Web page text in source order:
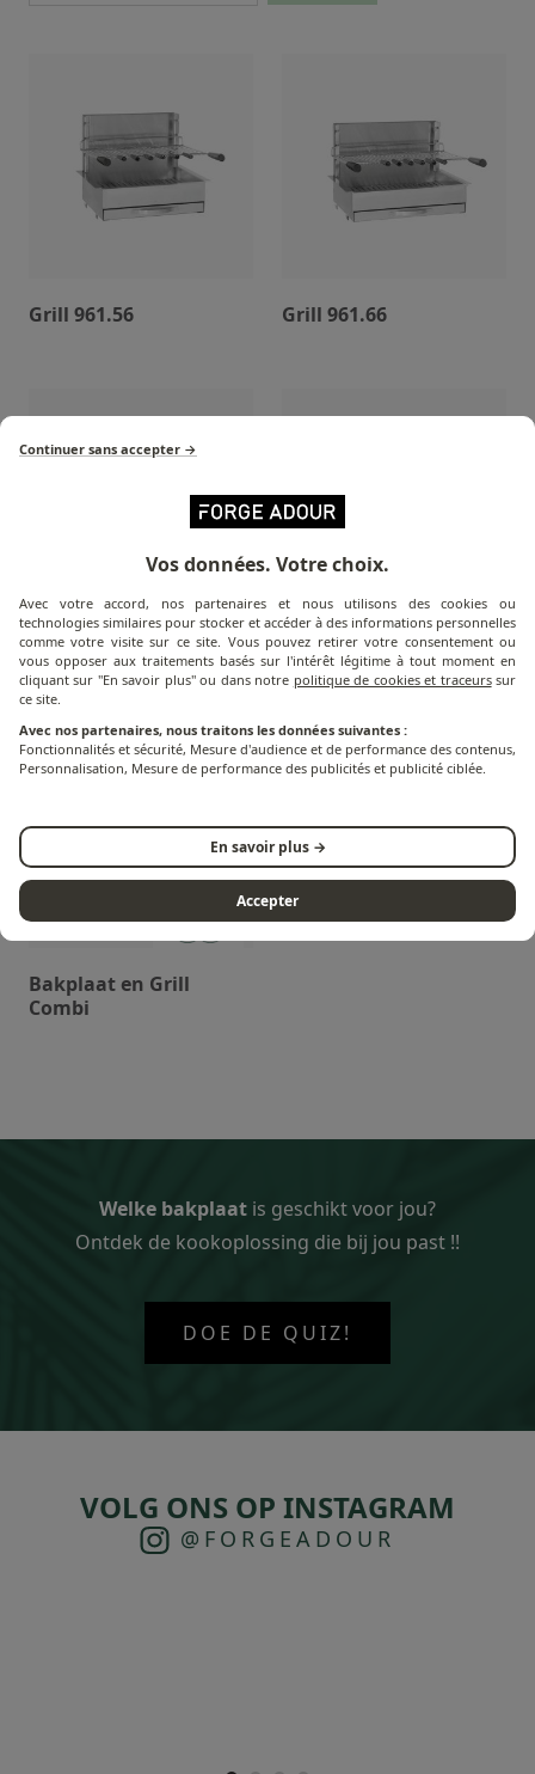
Grill 961.56 Grill 961.66
Grill 918.56 Grill 918.66
Bakplaat en Grill
Combi
Welke bakplaat is geschikt voor jou?
Ontdek de kookoplossing die bij jou past !!
DOE DE QUIZ!
VOLG ONS OP INSTAGRAM
@FORGEADOUR
Continuer sans accepter →
Vos données. Votre choix.
Avec votre accord, nos partenaires et nous utilisons des cookies ou
technologies similaires pour stocker et accéder à des informations personnelles
comme votre visite sur ce site. Vous pouvez retirer votre consentement ou
vous opposer aux traitements basés sur l'intérêt légitime à tout moment en
cliquant sur "En savoir plus" ou dans notre politique de cookies et traceurssur
ce site.
Avec nos partenaires, nous traitons les données suivantes :
Fonctionnalités et sécurité, Mesure d'audience et de performance des contenus,
Personnalisation, Mesure de performance des publicités et publicité ciblée.
En savoir plus →
Accepter